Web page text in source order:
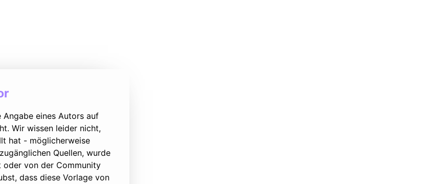
Angabe eines Autors auf
Wir wissen leider nicht,
hat - möglicherweise
Quellen, wurde
oder von der Community
dass diese Vorlage von